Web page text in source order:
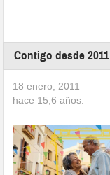
Contigo desde 2011
18 enero, 2011
hace 15,6 años.